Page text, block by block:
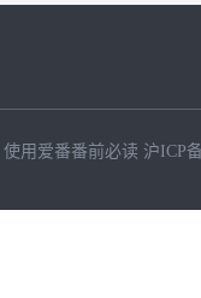
使用爱番番前必读 沪ICP